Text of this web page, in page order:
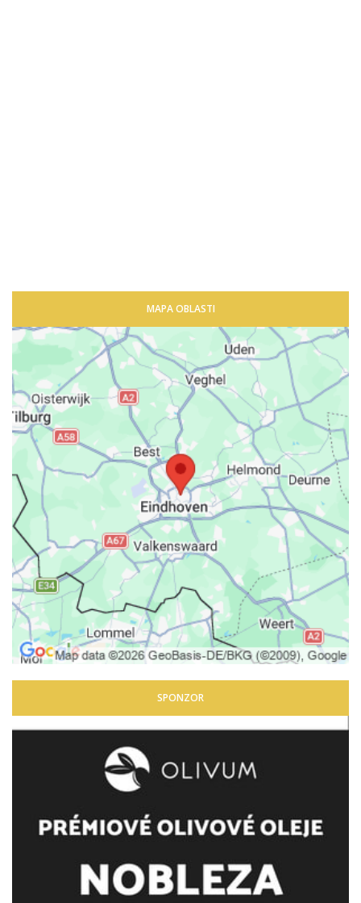
MAPA OBLASTI
SPONZOR